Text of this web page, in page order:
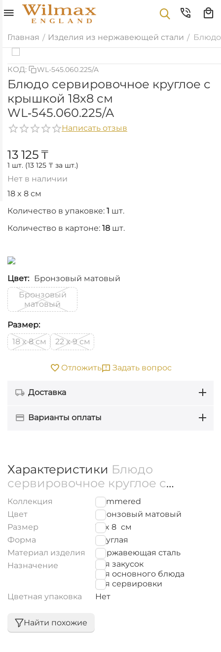
Главная / Изделия из нержавеющей стали / Блюдо
КОД: WL-545.060.225/A
Блюдо сервировочное круглое с
крышкой 18x8 см
WL‑545.060.225/A
Написать отзыв
13 125 ₸
1 шт. (13 125 ₸ за шт.)
Нет в наличии
18 x 8 см
Количество в упаковке: 1 шт.
Количество в картоне: 18 шт.
Цвет:
Бронзовый матовый
Бронзовый
матовый
Размер:
18 x 8см 22 x 9см
Отложить Задать вопрос
Доставка
Варианты оплаты
Характеристики Блюдо
сервировочное круглое с
крышкой 18x8 см
WL‑545.060.225/A
Коллекция
Hammered
Цвет
Бронзовый матовый
Размер
18 x 8 см
Форма
Круглая
Материал изделия
Нержавеющая сталь
Назначение
для закусок
для основного блюда
для сервировки
Цветная упаковка
Нет
Найти похожие